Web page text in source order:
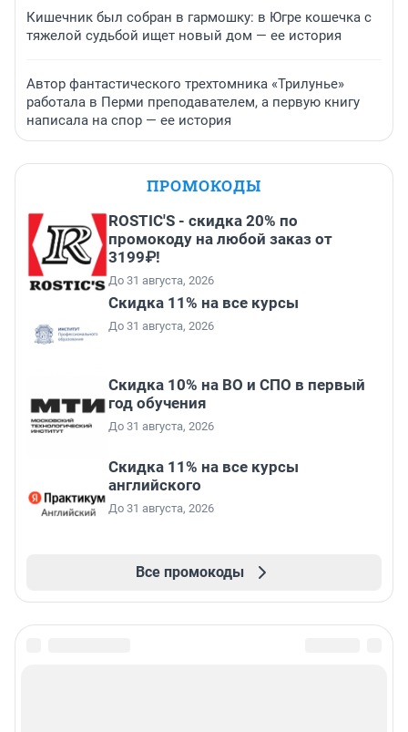
Кишечник был собран в гармошку: в Югре кошечка с
тяжелой судьбой ищет новый дом — ее история
Автор фантастического трехтомника «Трилунье»
работала в Перми преподавателем, а первую книгу
написала на спор — ее история
ПРОМОКОДЫ
ROSTIC'S - скидка 20% по
промокоду на любой заказ от
3199₽!
До 31 августа, 2026
Скидка 11% на все курсы
До 31 августа, 2026
Скидка 10% на ВО и СПО в первый
год обучения
До 31 августа, 2026
Скидка 11% на все курсы
английского
До 31 августа, 2026
Все промокоды